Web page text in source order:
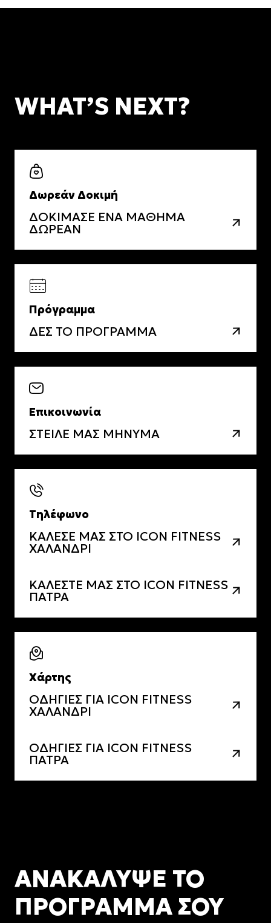
WHAT’S NEXT?
Δωρεάν Δοκιμή
ΔΟΚΙΜΑΣΕ ΕΝΑ ΜΑΘΗΜΑ
ΔΩΡΕΑΝ
Πρόγραμμα
ΔΕΣ ΤΟ ΠΡΟΓΡΑΜΜΑ
Επικοινωνία
ΣΤΕΙΛΕ ΜΑΣ ΜΗΝΥΜΑ
Τηλέφωνο
ΚΑΛΕΣΕ ΜΑΣ ΣΤΟ ICON FITNESS
ΧΑΛΑΝΔΡΙ
ΚΑΛΕΣΤΕ ΜΑΣ ΣΤΟ ICON FITNESS
ΠΑΤΡΑ
Χάρτης
ΟΔΗΓΙΕΣ ΓΙΑ ICON FITNESS
ΧΑΛΑΝΔΡΙ
ΟΔΗΓΙΕΣ ΓΙΑ ICON FITNESS
ΠΑΤΡΑ
ΑΝΑΚΑΛΥΨΕ ΤΟ
ΠΡΟΓΡΑΜΜΑ ΣΟΥ